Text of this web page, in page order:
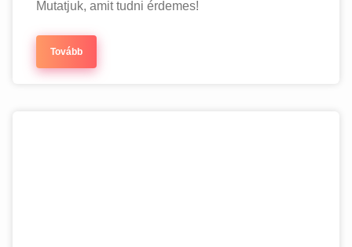
Mutatjuk, amit tudni érdemes!
Tovább